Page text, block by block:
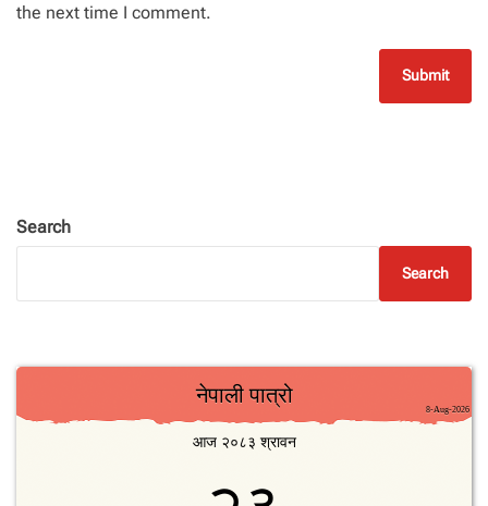
the next time I comment.
Search
Search